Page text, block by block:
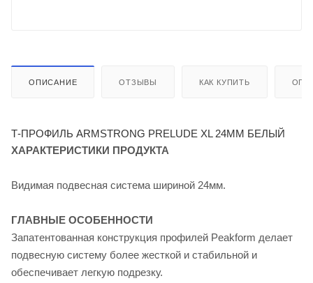
ОПИСАНИЕ ОТЗЫВЫ КАК КУПИТЬ
Т-ПРОФИЛЬ ARMSTRONG PRELUDE XL 24ММ БЕЛЫЙ
ХАРАКТЕРИСТИКИ ПРОДУКТА
Видимая подвесная система шириной 24мм.
ГЛАВНЫЕ ОСОБЕННОСТИ
Запатентованная конструкция профилей Peakform делает
подвесную систему более жесткой и стабильной и
обеспечивает легкую подрезку.